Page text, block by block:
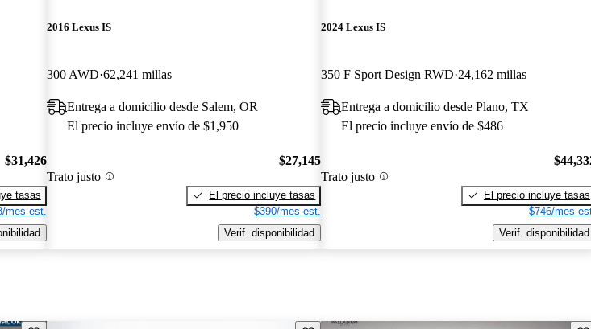
$31,426
tasas
mes est.
2016 Lexus IS
300 AWD 62,241 millas
Entrega a domicilio desde Salem, OR
El precio incluye envío de $1,950
Trato justo
$27,145
El precio incluye tasas
$390/mes est.
Verif. disponibilidad
2024 Lexus IS
350 F Sport Design RWD 24,162 millas
Entrega a domicilio desde Plano, TX
El precio incluye envío de $486
Trato justo
El precio incluye tasas
$746/mes
Verif. disponibilidad